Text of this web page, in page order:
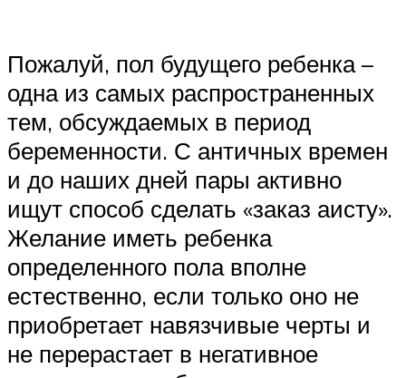
Пожалуй, пол будущего ребенка –
одна из самых распространенных
тем, обсуждаемых в период
беременности. С античных времен
и до наших дней пары активно
ищут способ сделать «заказ аисту».
Желание иметь ребенка
определенного пола вполне
естественно, если только оно не
приобретает навязчивые черты и
не перерастает в негативное